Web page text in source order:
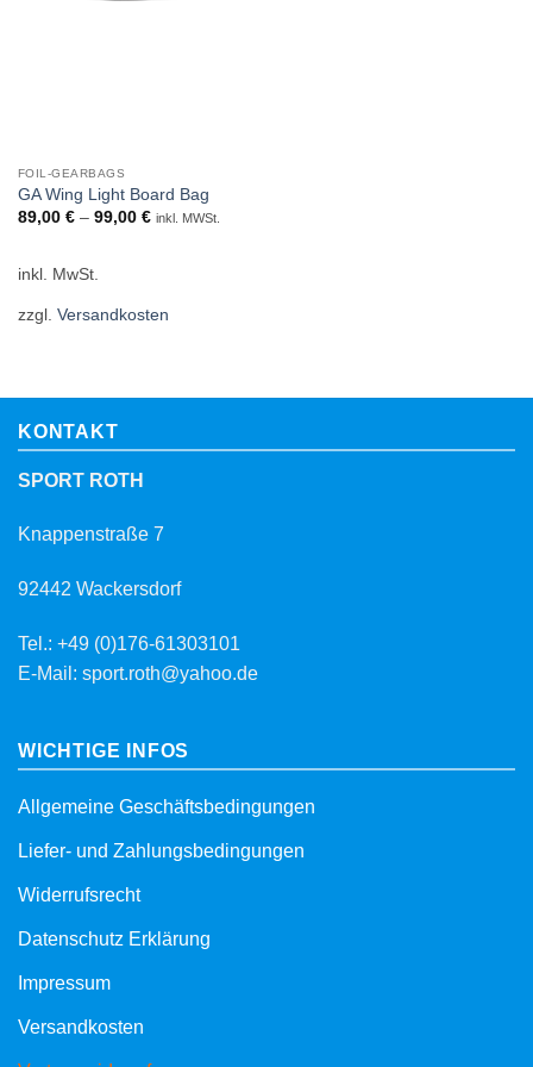
FOIL-GEARBAGS
GA Wing Light Board Bag
89,00 €– 99,00 € inkl. MWSt.
inkl. MwSt.
zzgl. Versandkosten
KONTAKT
SPORT ROTH
Knappenstraße 7
92442 Wackersdorf
Tel.: +49 (0)176-61303101
E-Mail: sport.roth@yahoo.de
WICHTIGE INFOS
Allgemeine Geschäftsbedingungen
Liefer- und Zahlungsbedingungen
Widerrufsrecht
Datenschutz Erklärung
Impressum
Versandkosten